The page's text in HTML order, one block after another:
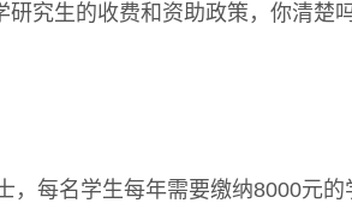
究生的收费和资助政策，你清楚
，每名学生每年需要缴纳8000元的